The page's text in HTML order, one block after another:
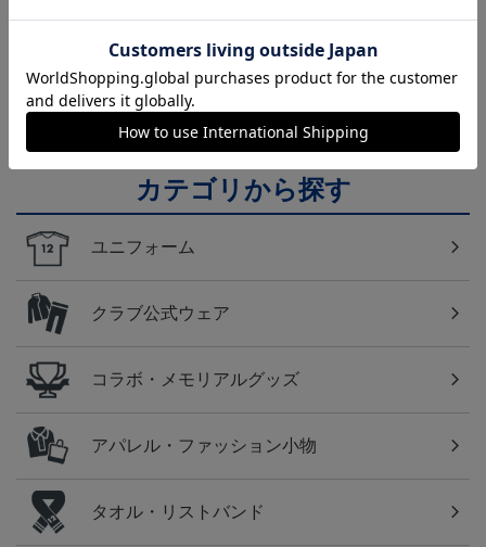
横浜FC
横浜ＦＣのすべてのグッズをチェックしたい方に！
全グッズ一覧はこちら！
カテゴリから探す
ユニフォーム
クラブ公式ウェア
コラボ・メモリアルグッズ
アパレル・ファッション小物
タオル・リストバンド